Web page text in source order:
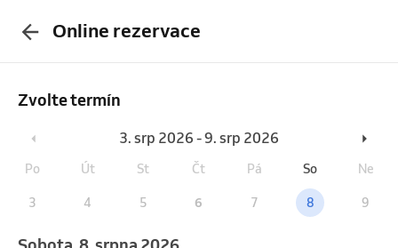
Online rezervace
Zvolte termín
3. srp 2026 - 9. srp 2026
Po Út St Čt Pá So Ne
3 4 5 6 7 8 9